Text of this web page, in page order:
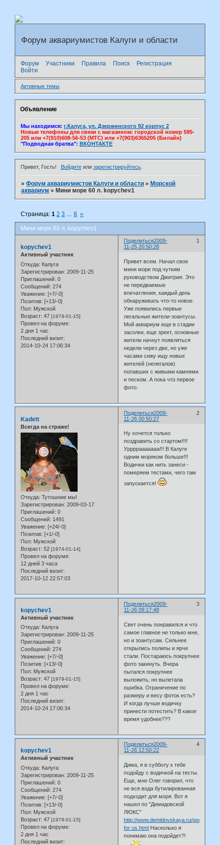
Форум аквариумистов Калуги и области
Форум Участники Правила Поиск
Регистрация
Войти
Активные темы
Объявление
Мы находимся: г.Калуга, ул. Дзержинского 92 корпус 2
Новые телефоны для связи с магазином: городской номер 595-
205 или +7(910)608-56-53 (МТС) или +7(903)6365205 (Билайн)
"Подводная братва": ВКОНТАКТЕ
Привет, Гость! Войдитеили зарегистрируйтесь.
»Форум аквариумистов Калуги и области » Морской
аквариум » Мини море 60 л. kopychev1
Мини море 60 л. kopychev1
Страница:1 2 3 … 8 »
Поделиться 1
2009-
11-25 20:50:28
kopychev1
Активный участник
Откуда: Калуга
Зарегистрирован: 2009-11-25
Приглашений: 0
Сообщений: 274
Уважение: [+7/-0]
Позитив: [+13/-0]
Пол: Мужской
Возраст: 47 [1979-01-15]
Провел на форуме:
2 дня 1 час
Последний визит:
2014-10-24 17:06:34
Привет всем. Начал свое
мини море под чутким
руководством Дмитрия. Это
не передваемые
впечатления, каждый день
обнаруживать что-то новое.
Уже появились первые
легальные жители-зоантусы.
Мой аквариум еще в стадии
засолки, еще зреет, основные
жители начнут появляться
недели через две, но уже
часами сижу ищу новых
жителей (нелегалов)
попавших с живыми камнями
и песком. А пока что первое
фото.
Поделиться 2
2009-
11-26 00:50:27
Kadett
Всегда на страже!
Откуда: Тутошние мы!
Зарегистрирован: 2009-03-17
Приглашений: 0
Сообщений: 1491
Уважение: [+24/-0]
Позитив: [+1/-0]
Пол: Мужской
Возраст: 52 [1974-01-14]
Провел на форуме:
12 дней 3 часа
Последний визит:
2017-10-12 22:57:03
Ну хочется только
поздравить со стартом!!!!
Уррррааааааа!!! В Калуге
одним моряком больше!!!
Водички как нить занеси -
померяем тестами, чего там
запускается!
Поделиться 3
2009-
11-26 09:17:48
kopychev1
Активный участник
Откуда: Калуга
Зарегистрирован: 2009-11-25
Приглашений: 0
Сообщений: 274
Уважение: [+7/-0]
Позитив: [+13/-0]
Пол: Мужской
Возраст: 47 [1979-01-15]
Провел на форуме:
2 дня 1 час
Последний визит:
2014-10-24 17:06:34
Свет очень понравился и что
самое главное не только мне,
но и зоантусам. Сильнее
открылись полипы и ярче
стали. Постараюсь покрупнее
фото закинуть. Вчера
пытался покрупнее
выложить, но вылетала
ошибка. Ограничение по
размеру и весу фоток есть?
И когда лучше водичку
принести потестить? В какое
время удобнее???
Поделиться 4
2009-
11-26 12:50:22
kopychev1
Активный участник
Откуда: Калуга
Зарегистрирован: 2009-11-25
Приглашений: 0
Сообщений: 274
Уважение: [+7/-0]
Позитив: [+13/-0]
Пол: Мужской
Возраст: 47 [1979-01-15]
Провел на форуме:
2 дня 1 час
Последний визит:
Дима, я в субботу к тебе
подойду с водичкой на тесты.
Еще, мне Олег говорил, что
не вся вода бутилированная
подходит для моря. Вот я
нашел по "Демидовской
ЛЮКС"
http://www.demidovskaya.ru/good
for us.html Насколько я
понимаю она подойдет?!